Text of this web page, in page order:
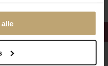
nyhedsbrev